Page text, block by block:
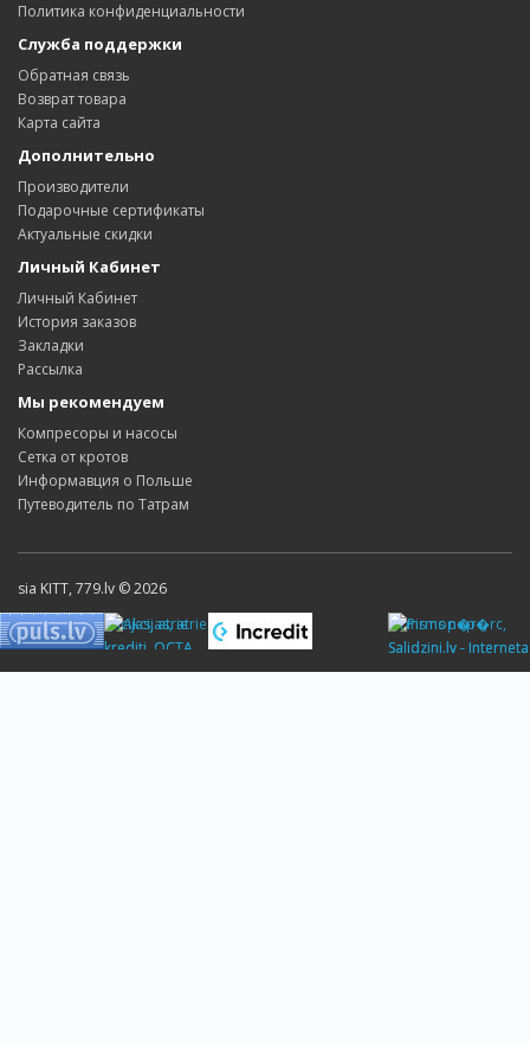
Политика конфиденциальности
Служба поддержки
Обратная связь
Возврат товара
Карта сайта
Дополнительно
Производители
Подарочные сертификаты
Актуальные скидки
Личный Кабинет
Личный Кабинет
История заказов
Закладки
Рассылка
Мы рекомендуем
Компресоры и насосы
Сетка от кротов
Информавция о Польше
Путеводитель по Татрам
sia KITT, 779.lv © 2026
Pirms nop�rc,
Salidzini.lv - Interneta
veikali, Kuponi, OCTA
Akcijas, atrie
krediti, OCTA,
Kasko,